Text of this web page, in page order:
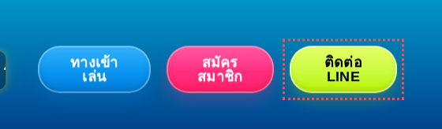
นที ฝากถอนออโต้ ปลอดภัย 100%
ทางเข้า
เล่น
สมัคร
สมาชิก
ติดต่อ
LINE